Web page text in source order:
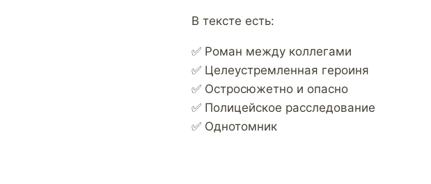
В тексте есть:
✅ Роман между коллегами
✅ Целеустремленная героиня
✅ Остросюжетно и опасно
✅ Полицейское расследование
✅ Однотомник